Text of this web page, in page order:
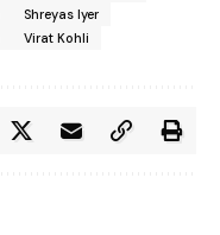
Shreyas Iyer
Virat Kohli